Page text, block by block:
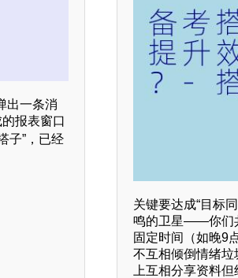
出一条消
报表窗口
子”，已经
关键要达成“目标
鸣的卫星——你们
固定时间（如晚9
不互相倾倒情绪垃
上互相分享资料